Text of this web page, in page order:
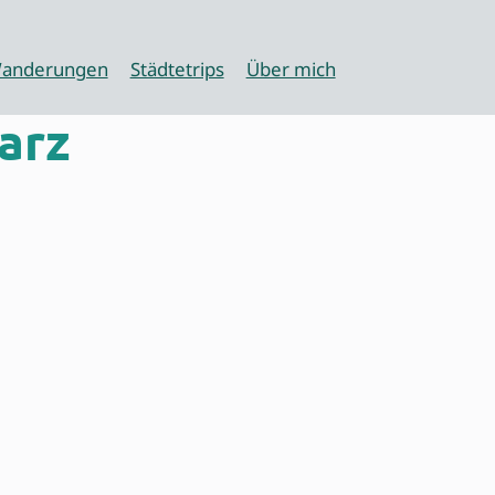
Städtetrips Über mich